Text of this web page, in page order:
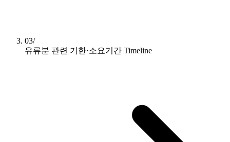
03/
유류분 관련 기한·소요기간 Timeline